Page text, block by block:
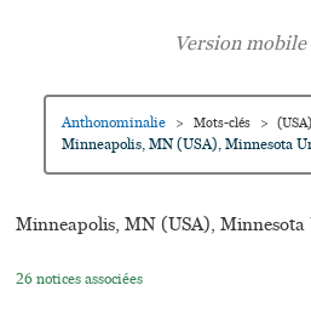
Anthonominalie > Mots-clés >
Minneapolis, MN (USA), Minnesota
Minneapolis, MN (USA),
26 notices associées